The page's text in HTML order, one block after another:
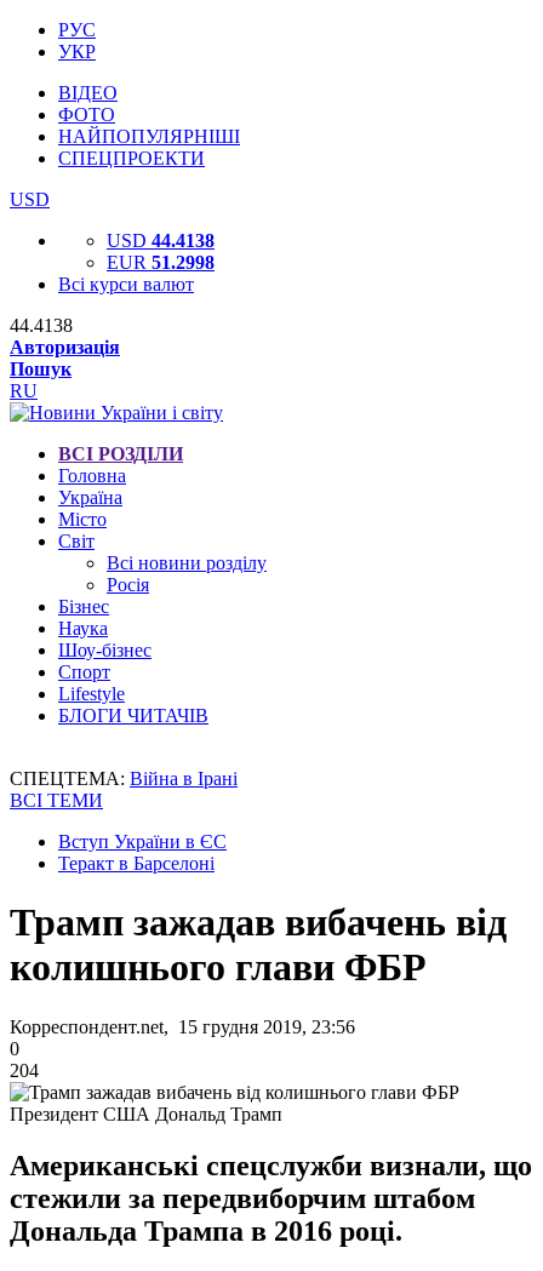
РУС
УКР
ВІДЕО
ФОТО
НАЙПОПУЛЯРНІШІ
СПЕЦПРОЕКТИ
USD
USD 44.4138
EUR 51.2998
Всі курси валют
44.4138
Авторизація
Пошук
RU
ВСІ РОЗДІЛИ
Головна
Україна
Місто
Світ
Всі новини розділу
Росія
Бізнес
Наука
Шоу-бізнес
Спорт
Lifestyle
БЛОГИ ЧИТАЧІВ
СПЕЦТЕМА: Війна в Ірані
ВСІ ТЕМИ
Вступ України в ЄС
Теракт в Барселоні
Трамп зажадав вибачень від
колишнього глави ФБР
Корреспондент.net, 15 грудня 2019, 23:56
0
204
Президент США Дональд Трамп
Американські спецслужби визнали, що
стежили за передвиборчим штабом
Дональда Трампа в 2016 році.